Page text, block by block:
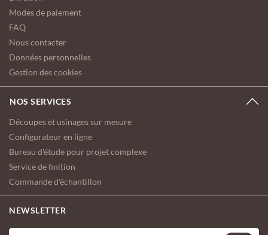
Modes de paiement
FAQ
Nous contacter
Données personnelles
Gestion des cookies
NOS SERVICES
Découpes et usinages sur mesure
Configurateur en ligne
Bureau d'étude pour projet complexe
Service de finition
Commande d'échantillon
NEWSLETTER